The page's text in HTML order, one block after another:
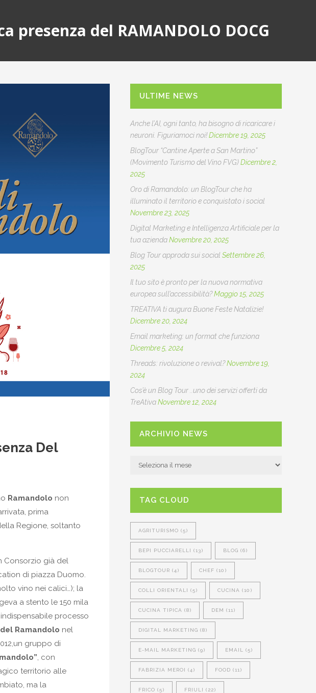
presenza del RAMANDOLO DOCG
Del
Ramandolo non
prima
Regione, soltanto
Consorzio già del
di piazza Duomo.
vino nei calici…); la
a stento le 150 mila
processo
Ramandolo nel
gruppo di
, con
territorio alle
ma la
ULTIME NEWS
Anche l’AI, ogni tanto, ha bisogno di ricaricare i
neuroni. Figuriamoci noi!Dicembre 19, 2025
BlogTour “Cantine Aperte a San Martino”
(Movimento Turismo del Vino FVG) Dicembre 2,
2025
Oro di Ramandolo: un BlogTour che ha
illuminato il territorio e conquistato i social
Novembre 23, 2025
Digital Marketing e Intelligenza Artificiale per la
tua azienda Novembre 20, 2025
Blog Tour approda sui social Settembre 26,
2025
Il tuo sito è pronto per la nuova normativa
europea sull’accessibilità?Maggio 15, 2025
TREATIVA ti augura Buone Feste Natalizie!
Dicembre 20, 2024
Email marketing: un format che funziona
Dicembre 5, 2024
Threads: rivoluzione o revival?Novembre 19,
2024
Cos’è un Blog Tour ..uno dei servizi offerti da
TreAtiva Novembre 12, 2024
ARCHIVIO NEWS
ARCHIVIO
TAG CLOUD
AGRITURISMO (5)
BEPI PUCCIARELLI (13) BLOG (6)
BLOGTOUR (4) CHEF (10)
COLLI ORIENTALI (5) CUCINA (10)
CUCINA TIPICA (8) DEM (11)
DIGITAL MARKETING (8)
E-MAIL MARKETING (9) EMAIL (5)
FABRIZIA MEROI (4) FOOD (11)
FRICO (5) FRIULI (22)